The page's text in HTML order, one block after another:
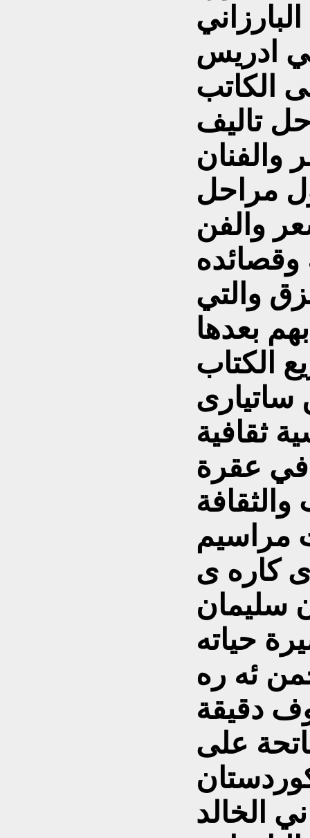
ادريس
الكاتب
تاليف
والفنان
مراحل
والفن
وقصائده
والتي
بعدها
الكتاب
ساتيارى
ثقافية
في عقرة
مراسيم
كاره ى
سليمان
حياته
ئه ره
دقيقة
على
الخالد